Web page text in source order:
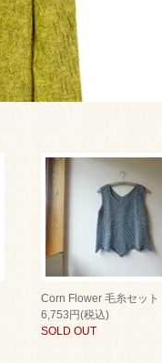
Corn Flower 毛糸セット
6,753円(税込)
SOLD OUT